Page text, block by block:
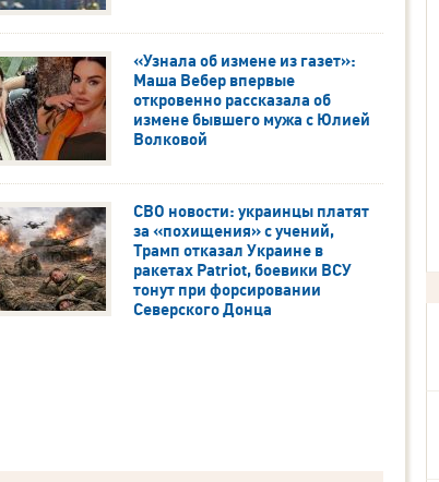
«Узнала об измене из газет»:
Маша Вебер впервые
откровенно рассказала об
измене бывшего мужа с Юлией
Волковой
СВО новости: украинцы платят
за «похищения» с учений,
Трамп отказал Украине в
ракетах Patriot, боевики ВСУ
тонут при форсировании
Северского Донца